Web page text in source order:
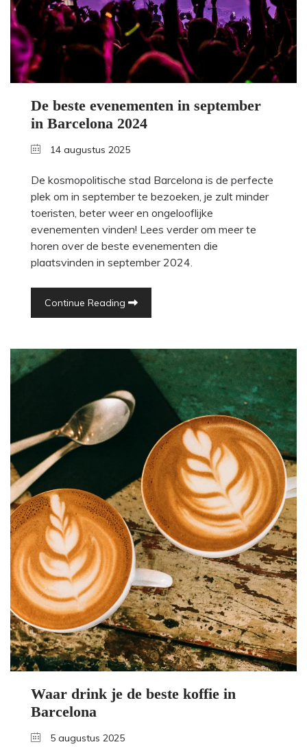
De beste evenementen in september
in Barcelona 2024
14 augustus 2025
De kosmopolitische stad Barcelona is de perfecte
plek om in september te bezoeken, je zult minder
toeristen, beter weer en ongelooflijke
evenementen vinden! Lees verder om meer te
horen over de beste evenementen die
plaatsvinden in september 2024.
Continue Reading
Waar drink je de beste koffie in
Barcelona
5 augustus 2025